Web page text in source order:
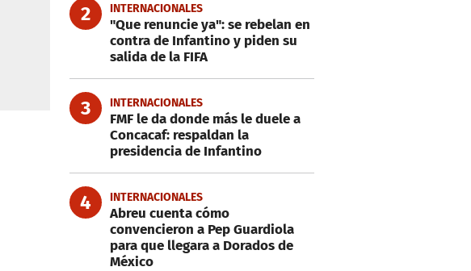
2 INTERNACIONALES
"Que renuncie ya": se rebelan en
contra de Infantino y piden su
salida de la FIFA
3 INTERNACIONALES
FMF le da donde más le duele a
Concacaf: respaldan la
presidencia de Infantino
4 INTERNACIONALES
Abreu cuenta cómo
convencieron a Pep Guardiola
para que llegara a Dorados de
México